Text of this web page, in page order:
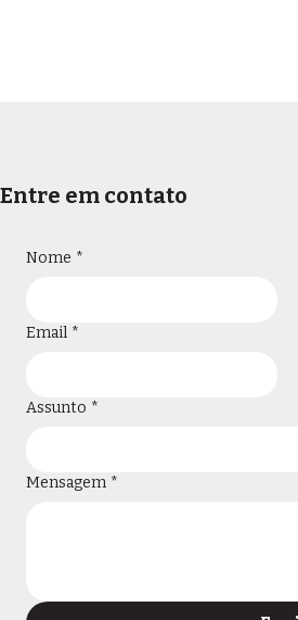
Entre em contato
Nome *
Email *
Assunto *
Mensagem *